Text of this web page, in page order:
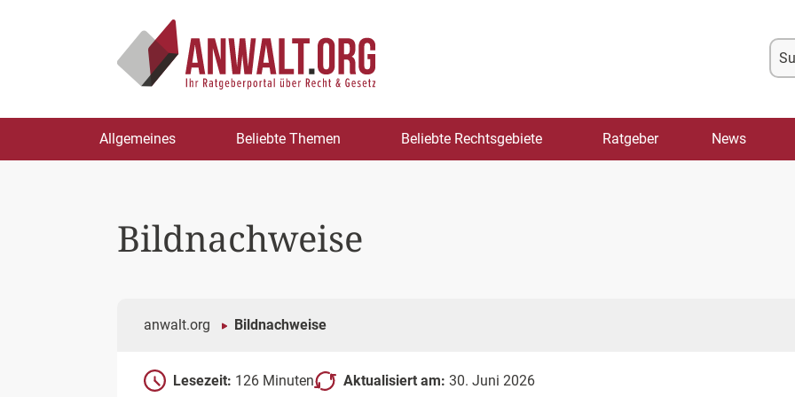
springen
Allgemeines Beliebte Themen Beliebte Rechtsgebiete Ratgeber News
Bildnachweise
anwalt.org Bildnachweise
Lesezeit: 126 Minuten Aktualisiert am: 30. Juni 2026